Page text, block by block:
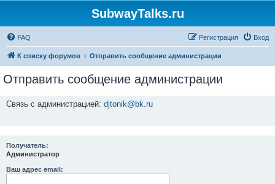
SubwayTalks.ru
FAQ Вход
Регистрация
К списку форумов Отправить сообщение администрации
Отправить сообщение администрации
Связь с администрацией: djtonik@bk.ru
Получатель:
Администратор
Ваш адрес email: